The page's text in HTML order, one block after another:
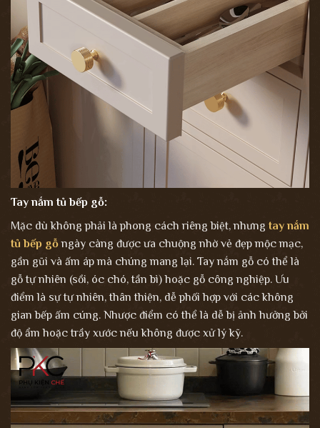
Tay nắm tủ bếp gỗ:
Mặc dù không phải là phong cách riêng biệt, nhưng tay nắm
tủ bếp gỗngày càng được ưa chuộng nhờ vẻ đẹp mộc mạc,
gần gũi và ấm áp mà chúng mang lại. Tay nắm gỗ có thể là
gỗ tự nhiên (sồi, óc chó, tần bì) hoặc gỗ công nghiệp. Ưu
điểm là sự tự nhiên, thân thiện, dễ phối hợp với các không
gian bếp ấm cúng. Nhược điểm có thể là dễ bị ảnh hưởng bởi
độ ẩm hoặc trầy xước nếu không được xử lý kỹ.